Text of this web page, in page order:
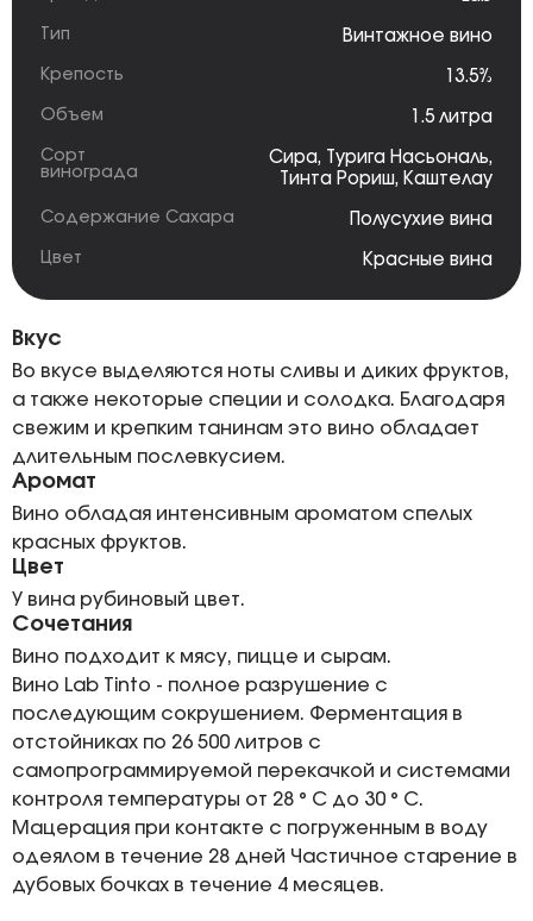
Тип Винтажное вино
Крепость 13.5%
Объем 1.5 литра
Сорт
винограда
Сира, Турига Насьональ,
Тинта Рориш, Каштелау
Содержание Сахара Полусухие вина
Цвет Красные вина
Вкус
Во вкусе выделяются ноты сливы и диких фруктов,
а также некоторые специи и солодка. Благодаря
свежим и крепким танинам это вино обладает
длительным послевкусием.
Аромат
Вино обладая интенсивным ароматом спелых
красных фруктов.
Цвет
У вина рубиновый цвет.
Сочетания
Вино подходит к мясу, пицце и сырам.
Вино Lab Tinto - полное разрушение с
последующим сокрушением. Ферментация в
отстойниках по 26 500 литров с
самопрограммируемой перекачкой и системами
контроля температуры от 28 ° С до 30 ° С.
Мацерация при контакте с погруженным в воду
одеялом в течение 28 дней Частичное старение в
дубовых бочках в течение 4 месяцев.